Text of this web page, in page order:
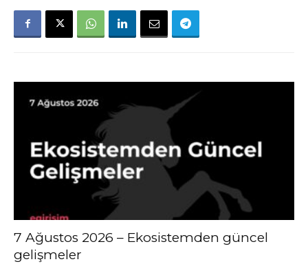
7 Ağustos 2026 – Ekosistemden güncel
gelişmeler